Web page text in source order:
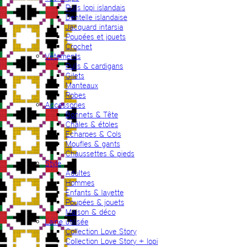
Pulls lopi islandais
Dentelle islandaise
Jacquard intarsia
Poupées et jouets
Crochet
Vêtements
Pulls & cardigans
Gilets
Manteaux
Robes
Accessories
Bonnets & Tête
Châles & étoles
Echarpes & Cols
Moufles & gants
Chaussettes & pieds
Style
Adultes
Hommes
Enfants & layette
Poupées & jouets
Maison & déco
Laine utilisée
Collection Love Story
Collection Love Story + lopi